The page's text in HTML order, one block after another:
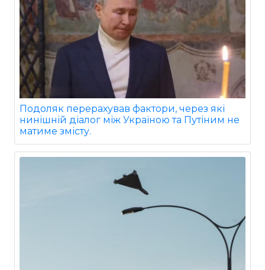
Подоляк перерахував фактори, через які
нинішній діалог між Україною та Путіним не
матиме змісту.